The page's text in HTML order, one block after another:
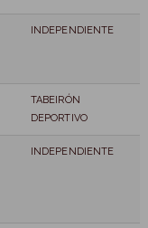
INDEPENDIENTE
TABEIRÓN
DEPORTIVO
INDEPENDIENTE